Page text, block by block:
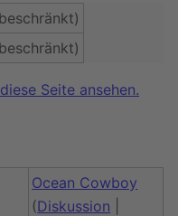
Seite ansehen.
Ocean Cowboy
(Diskussion